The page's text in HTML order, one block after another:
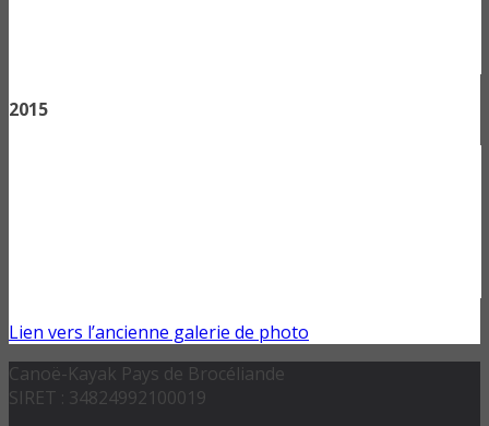
2015
Lien vers l’ancienne galerie de photo
Canoë-Kayak Pays de Brocéliande
SIRET : 34824992100019